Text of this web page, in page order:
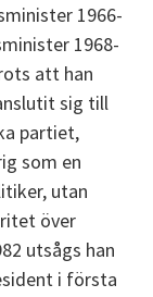
1966-
1968-
att han
sig till
partiet,
som en
utan
över
utsågs han
i första